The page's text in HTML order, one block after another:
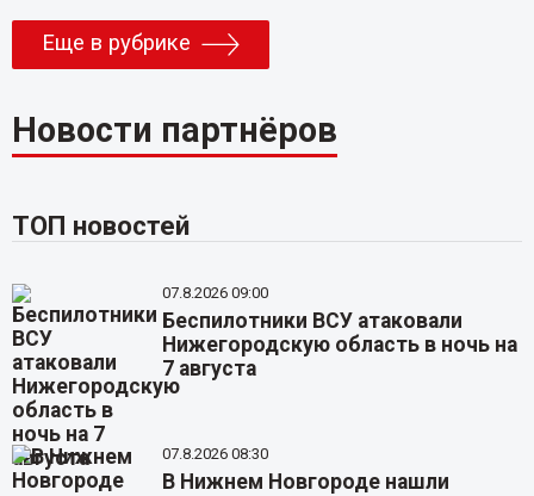
Еще в рубрике
Новости партнёров
ТОП новостей
07.8.2026 09:00
Беспилотники ВСУ атаковали
Нижегородскую область в ночь на
7 августа
07.8.2026 08:30
В Нижнем Новгороде нашли